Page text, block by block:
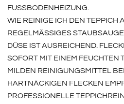
USSBODENHEIZUNG.
WIE REINIGE ICH DEN TEPPICH
REGELMÄSSIGES
ÜSE IST AUSREICHEND.
OFORT MIT EINEM FEUCHTEN
ILDEN REINIGUNGSMITTEL
ARTNÄCKIGEN FLECKEN
ROFESSIONELLE